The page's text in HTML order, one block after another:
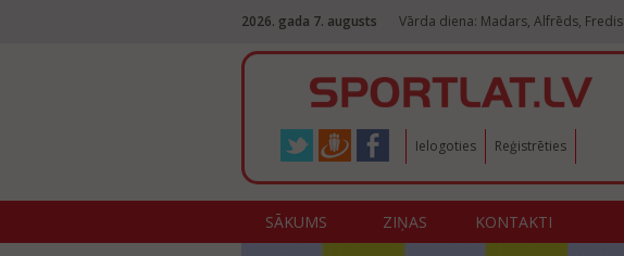
2026. gada 7. augusts Vārda diena: Madars, Alfrēds, Fredis
Ielogoties Reģistrēties
SĀKUMS ZIŅAS KONTAKTI